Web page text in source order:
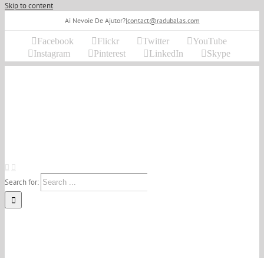
Skip to content
Ai Nevoie De Ajutor?|contact@radubalas.com
Facebook Flickr Twitter
YouTube
Instagram
Pinterest LinkedIn Skype
Search for: